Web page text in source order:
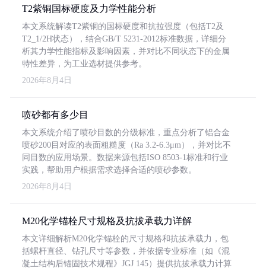
T2紫铜国标硬度及力学性能分析
本文系统解读T2紫铜的国标硬度和抗拉强度（包括T2及
T2_1/2H状态），结合GB/T 5231-2012标准数据，详细分
析其力学性能指标及影响因素，并对比不同状态下的金属
特性差异，为工业选材提供参考。
2026年8月4日
喷砂都有多少目
本文系统介绍了喷砂目数的分级标准，重点分析了铝合金
喷砂200目对应的表面粗糙度（Ra 3.2-6.3μm），并对比不
同目数的应用场景。数据来源包括ISO 8503-1标准和行业
实践，帮助用户根据需求选择合适的喷砂参数。
2026年8月4日
M20化学锚栓尺寸规格及抗拔承载力详解
本文详细解析M20化学锚栓的尺寸规格和抗拔承载力，包
括螺杆直径、钻孔尺寸等参数，并依据专业标准（如《混
凝土结构后锚固技术规程》JGJ 145）提供抗拔承载力计算